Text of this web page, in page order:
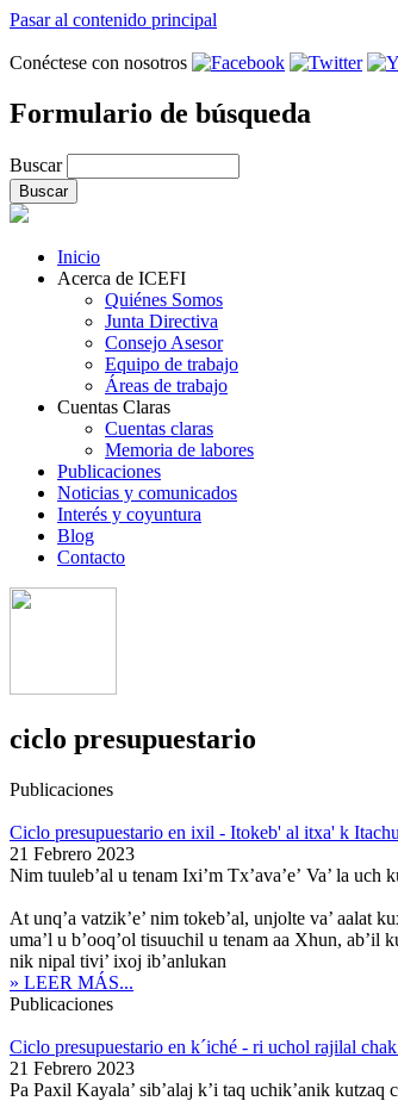
Pasar al contenido principal
Conéctese con nosotros
Formulario de búsqueda
Buscar
Inicio
Acerca de ICEFI
Quiénes Somos
Junta Directiva
Consejo Asesor
Equipo de trabajo
Áreas de trabajo
Cuentas Claras
Cuentas claras
Memoria de labores
Publicaciones
Noticias y comunicados
Interés y coyuntura
Blog
Contacto
ciclo presupuestario
Publicaciones
Ciclo presupuestario en ixil - Itokeb' al itxa' k
21 Febrero 2023
Nim tuuleb’al u tenam Ixi’m Tx’ava’e’ Va’ la uch
At unq’a vatzik’e’ nim tokeb’al, unjolte va’ aalat
uma’l u b’ooq’ol tisuuchil u tenam aa Xhun, ab’il
nik nipal tivi’ ixoj ib’anlukan
» LEER MÁS...
Publicaciones
Ciclo presupuestario en k´iché - ri uchol rajilal
21 Febrero 2023
Pa Paxil Kayala’ sib’alaj k’i taq uchik’anik kutzaq